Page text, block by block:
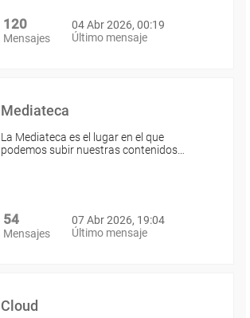
120
Mensajes
04 Abr 2026, 00:19
Último mensaje
Mediateca
La Mediateca es el lugar en el que
podemos subir nuestras contenidos…
54
Mensajes
07 Abr 2026, 19:04
Último mensaje
Cloud